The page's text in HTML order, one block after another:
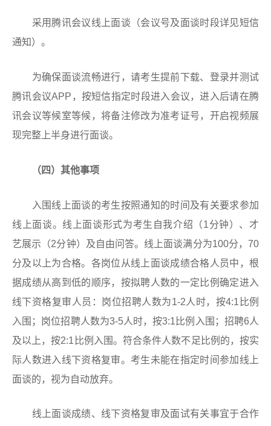
采用腾讯会议线上面谈（会议号及面谈时段详见短信
通知）。
为确保面谈流畅进行，请考生提前下载、登录并测试
腾讯会议APP，按短信指定时段进入会议，进入后请在腾
讯会议等候室等候，将备注修改为准考证号，开启视频展
现完整上半身进行面谈。
（ 四）其他事项
入围线上面谈的考生按照通知的时间及有关要求参加
线上面谈。线上面谈形式为考生自我介绍（1分钟）、才
艺展示（2分钟）及自由问答。线上面谈满分为100分，70
分及以上为合格。各岗位从线上面谈成绩合格人员中，根
据成绩从高到低的顺序，按拟聘人数的一定比例确定进入
线下资格复审人员：岗位招聘人数为1-2人时，按4:1比例
入围；岗位招聘人数为3-5人时，按3:1比例入围；招聘6人
及以上，按2:1比例入围。符合条件人数不足比例的，按实
际人数进入线下资格复审。考生未能在指定时间参加线上
面谈的，视为自动放弃。
线上面谈成绩、线下资格复审及面试有关事宜于合作